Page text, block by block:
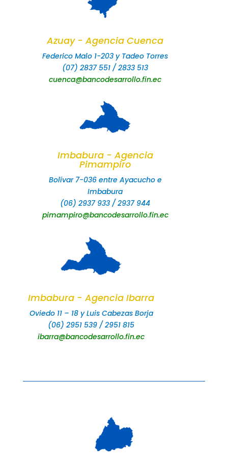
Azuay - Agencia Cuenca
Federico Malo 1-203 y Tadeo Torres
(07) 2837 551 / 2833 513
cuenca@bancodesarrollo.fin.ec
Imbabura - Agencia
Pimampiro
Bolívar 7-036 entre Ayacucho e
Imbabura
(06) 2937 933 / 2937 944
pimampiro@bancodesarrollo.fin.ec
Imbabura - Agencia Ibarra
Oviedo 11 – 18 y Luis Cabezas Borja
(06) 2951 539 / 2951 815
ibarra@bancodesarrollo.fin.ec